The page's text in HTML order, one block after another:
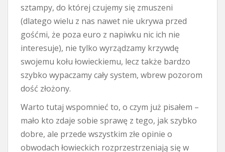
sztampy, do której czujemy się zmuszeni
(dlatego wielu z nas nawet nie ukrywa przed
gośćmi, że poza euro z napiwku nic ich nie
interesuje), nie tylko wyrządzamy krzywdę
swojemu kołu łowieckiemu, lecz także bardzo
szybko wypaczamy cały system, wbrew pozorom
dość złożony.
Warto tutaj wspomnieć to, o czym już pisałem –
mało kto zdaje sobie sprawę z tego, jak szybko
dobre, ale przede wszystkim złe opinie o
obwodach łowieckich rozprzestrzeniają się w